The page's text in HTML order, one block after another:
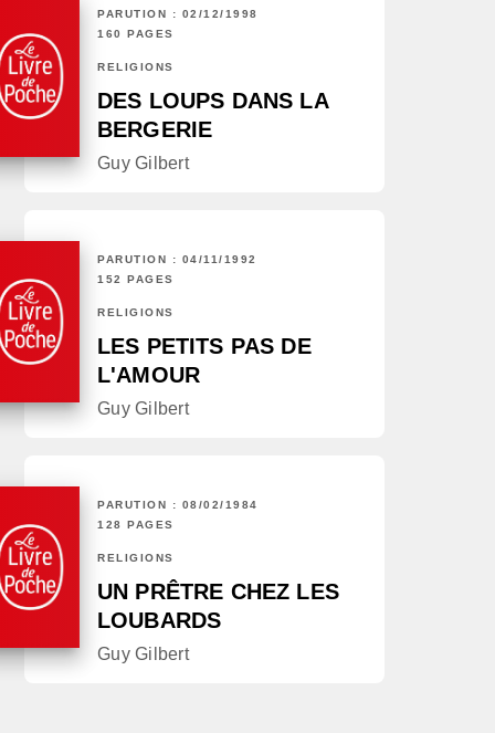
PARUTION : 02/12/1998
160 PAGES
RELIGIONS
DES LOUPS DANS LA
BERGERIE
Guy Gilbert
PARUTION : 04/11/1992
152 PAGES
RELIGIONS
LES PETITS PAS DE
L'AMOUR
Guy Gilbert
PARUTION : 08/02/1984
128 PAGES
RELIGIONS
UN PRÊTRE CHEZ LES
LOUBARDS
Guy Gilbert